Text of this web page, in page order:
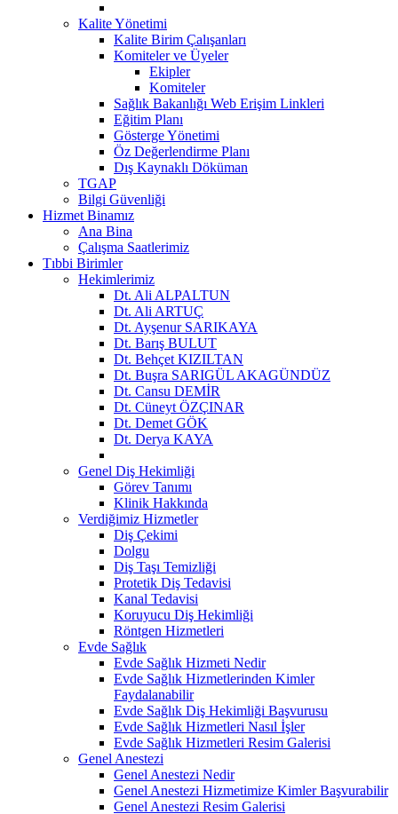
Kalite Yönetimi
Kalite Birim Çalışanları
Komiteler ve Üyeler
Ekipler
Komiteler
Sağlık Bakanlığı Web Erişim Linkleri
Eğitim Planı
Gösterge Yönetimi
Öz Değerlendirme Planı
Dış Kaynaklı Döküman
TGAP
Bilgi Güvenliği
Hizmet Binamız
Ana Bina
Çalışma Saatlerimiz
Tıbbi Birimler
Hekimlerimiz
Dt. Ali ALPALTUN
Dt. Ali ARTUÇ
Dt. Ayşenur SARIKAYA
Dt. Barış BULUT
Dt. Behçet KIZILTAN
Dt. Buşra SARIGÜL AKAGÜNDÜZ
Dt. Cansu DEMİR
Dt. Cüneyt ÖZÇINAR
Dt. Demet GÖK
Dt. Derya KAYA
Genel Diş Hekimliği
Görev Tanımı
Klinik Hakkında
Verdiğimiz Hizmetler
Diş Çekimi
Dolgu
Diş Taşı Temizliği
Protetik Diş Tedavisi
Kanal Tedavisi
Koruyucu Diş Hekimliği
Röntgen Hizmetleri
Evde Sağlık
Evde Sağlık Hizmeti Nedir
Evde Sağlık Hizmetlerinden Kimler
Faydalanabilir
Evde Sağlık Diş Hekimliği Başvurusu
Evde Sağlık Hizmetleri Nasıl İşler
Evde Sağlık Hizmetleri Resim Galerisi
Genel Anestezi
Genel Anestezi Nedir
Genel Anestezi Hizmetimize Kimler Başvurabilir
Genel Anestezi Resim Galerisi